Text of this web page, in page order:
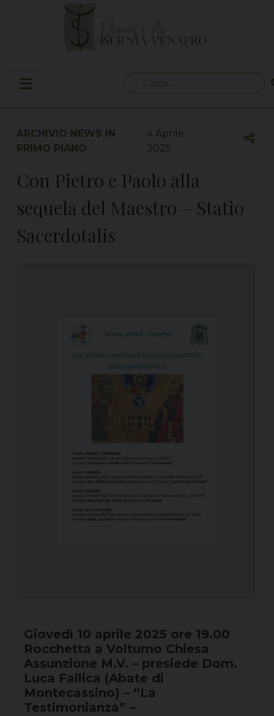
per:
ARCHIVIO NEWS IN
PRIMO PIANO
4 Aprile
2025
Con Pietro e Paolo alla
sequela del Maestro – Statio
Sacerdotalis
Giovedì 10 aprile 2025 ore 19.00
Rocchetta a Volturno Chiesa
Assunzione M.V. – presiede Dom.
Luca Fallica (Abate di
Montecassino) – “La
Testimonianza” –